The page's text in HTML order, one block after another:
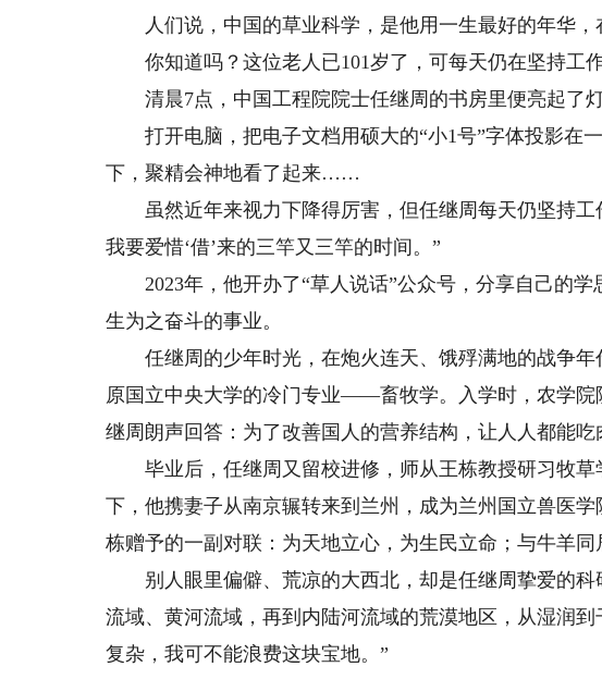
人们说，中国的草业科学，是他用一生最好的年华，
你知道吗？这位老人已101岁了，可每天仍在坚持工作
清晨7点，中国工程院院士任继周的书房里便亮起了灯
打开电脑，把电子文档用硕大的“小1号”字体投影在
下，聚精会神地看了起来……
虽然近年来视力下降得厉害，但任继周每天仍坚持工
我要爱惜‘借’来的三竿又三竿的时间。”
2023年，他开办了“草人说话”公众号，分享自己的学
生为之奋斗的事业。
任继周的少年时光，在炮火连天、饿殍满地的战争年
原国立中央大学的冷门专业——畜牧学。入学时，农学院
继周朗声回答：为了改善国人的营养结构，让人人都能吃
毕业后，任继周又留校进修，师从王栋教授研习牧草
下，他携妻子从南京辗转来到兰州，成为兰州国立兽医
栋赠予的一副对联：为天地立心，为生民立命；与牛羊同
别人眼里偏僻、荒凉的大西北，却是任继周挚爱的科
流域、黄河流域，再到内陆河流域的荒漠地区，从湿润
复杂，我可不能浪费这块宝地。”